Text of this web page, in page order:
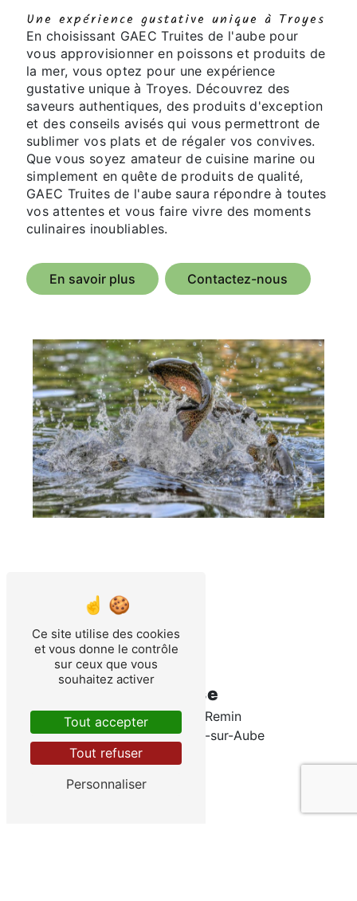
Une expérience gustative unique à Troyes
En choisissant GAEC Truites de l'aube pour
vous approvisionner en poissons et produits de
la mer, vous optez pour une expérience
gustative unique à Troyes. Découvrez des
saveurs authentiques, des produits d'exception
et des conseils avisés qui vous permettront de
sublimer vos plats et de régaler vos convives.
Que vous soyez amateur de cuisine marine ou
simplement en quête de produits de qualité,
GAEC Truites de l'aube saura répondre à toutes
vos attentes et vous faire vivre des moments
culinaires inoubliables.
En savoir plus Contactez-nous
Adresse
9 rue du Mont Remin
21520 Veuxhaulles-sur-Aube
Ce site utilise des cookies
et vous donne le contrôle
sur ceux que vous
souhaitez activer
Tout accepter
Tout refuser
Personnaliser